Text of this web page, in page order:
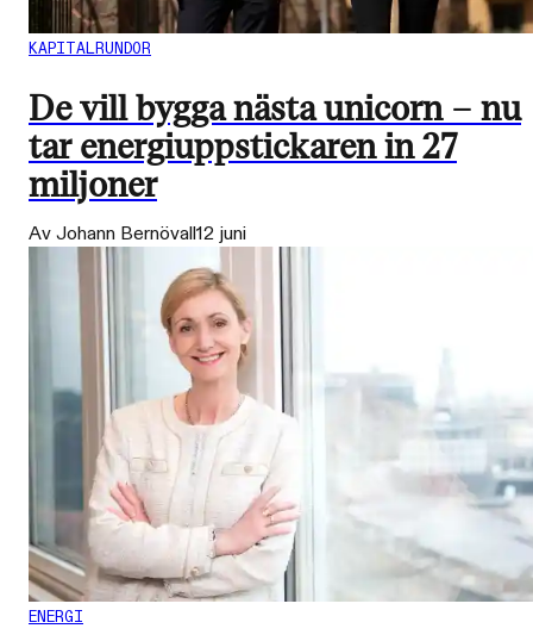
KAPITALRUNDOR
De vill bygga nästa unicorn – nu
tar energiuppstickaren in 27
miljoner
Av Johann Bernövall12 juni
ENERGI